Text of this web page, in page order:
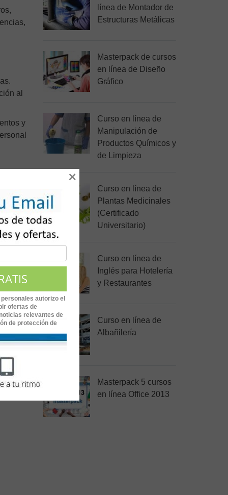
al
y
de
los
y
línea de Montador de
Estructuras Metálicas
Masterpack de cursos
en línea de Diseño
Gráfico
Curso en línea de
Manipulación de
Productos Químicos y
de Limpieza
Curso en línea de
Plantas Medicinales
(Certificado
Universitario)
Curso en línea de
Inglés para Hotelería
y Restaurantes
Curso en línea de
Albañilería
Masterpack 5 cursos
en línea Office 2013
autorizo el
ofertas de
relevantes de
de protección de
×